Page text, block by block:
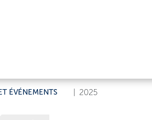
ÉVÉNEMENTS 2025